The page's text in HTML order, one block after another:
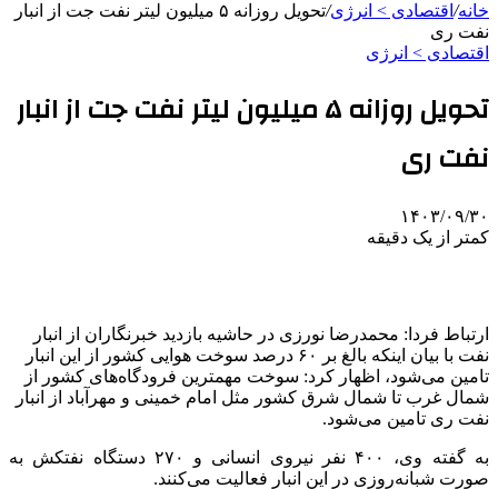
خانه/ اقتصادی > انرژی/
تحویل روزانه ۵ میلیون لیتر نفت جت از انبار
نفت ری
اقتصادی > انرژی
تحویل روزانه ۵ میلیون لیتر نفت جت از انبار
نفت ری
۱۴۰۳/۰۹/۳۰
کمتر از یک دقیقه
ارتباط فردا: محمدرضا نورزی در حاشیه بازدید خبرنگاران از انبار
نفت با بیان اینکه بالغ بر ۶۰ درصد سوخت هوایی کشور از این انبار
تامین می‌شود، اظهار کرد: سوخت مهمترین فرودگاه‌های کشور از
شمال غرب تا شمال شرق کشور مثل امام خمینی و مهرآباد از انبار
نفت ری تامین می‌شود.
به گفته وی، ۴۰۰ نفر نیروی انسانی و ۲۷۰ دستگاه نفتکش به
صورت شبانه‌روزی در این انبار فعالیت می‌کنند.